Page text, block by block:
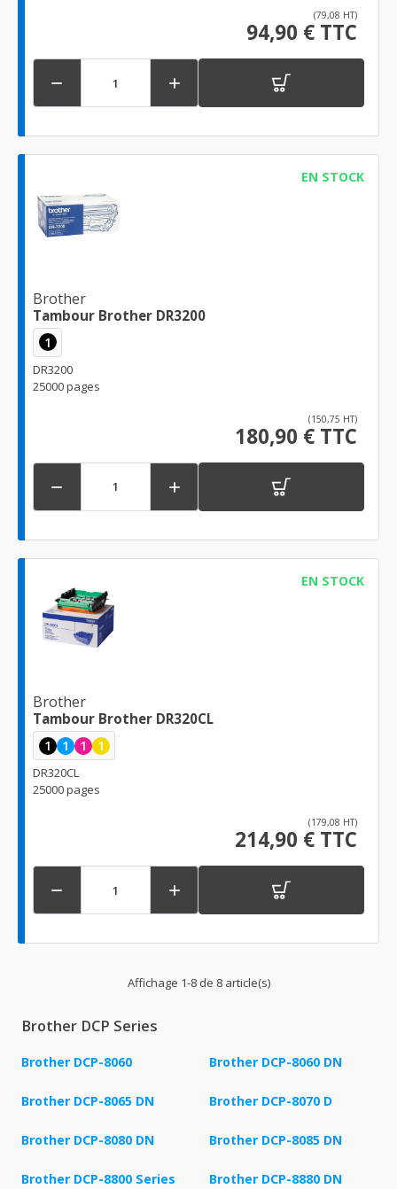
(79,08 HT)
94,90 € TTC
 
EN STOCK
Brother
Tambour Brother DR3200
1
DR3200
25000 pages
(150,75 HT)
180,90 € TTC
 
EN STOCK
Brother
Tambour Brother DR320CL
1 1 1 1
DR320CL
25000 pages
(179,08 HT)
214,90 € TTC
 
Affichage 1-8 de 8 article(s)
Brother DCP Series
Brother DCP-8060 Brother DCP-8060 DN
Brother DCP-8065 DN Brother DCP-8070 D
Brother DCP-8080 DN Brother DCP-8085 DN
Brother DCP-8800 Series Brother DCP-8880 DN